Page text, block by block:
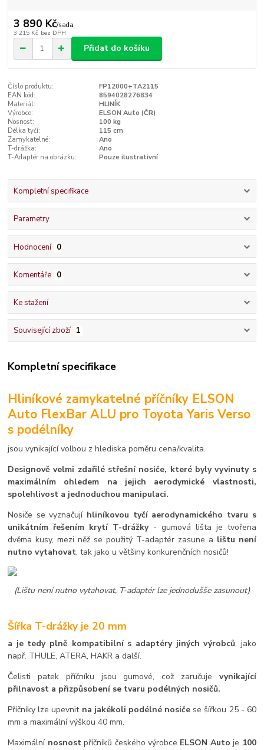
3 890 Kč/sada
3 215 Kč bez DPH
Přidat do košíku
Číslo produktu:
FP12000+TA2115
EAN kód:
8594028276834
Materiál:
HLINÍK
Výrobce:
ELSON Auto (ČR)
Nosnost:
100 kg
Délka tyčí:
115 cm
Zamykatelné:
Ano
T-drážka:
Ano
T-Adaptér na obrázku:
Pouze ilustrativní
Kompletní specifikace
Parametry
Hodnocení 0
Komentáře 0
Ke stažení
Související zboží 1
Kompletní specifikace
Hliníkové zamykatelné příčníky ELSON
Auto FlexBar ALU pro Toyota Yaris Verso
s podélníky
jsou vynikající volbou z hlediska poměru cena/kvalita.
Designově velmi zdařilé střešní nosiče, které byly vyvinuty s
maximálním ohledem na jejich aerodymické vlastnosti,
spolehlivost a jednoduchou manipulaci.
Nosiče se vyznačují hliníkovou tyčí aerodynamického tvaru s
unikátním řešením krytí T-drážky- gumová lišta je tvořena
dvěma kusy, mezi něž se použitý T-adaptér zasune a lištu není
nutno vytahovat, tak jako u většiny konkurenčních nosičů!
(Lištu není nutno vytahovat, T-adaptér lze jednodušše zasunout)
Šířka T-drážky je 20 mm
a je tedy plně kompatibilní s adaptéry jiných výrobců, jako
např. THULE, ATERA, HAKR a další.
Čelisti patek příčníku jsou gumové, což zaručuje vynikající
přilnavost a přizpůsobení se tvaru podélných nosičů.
Příčníky lze upevnit na jakékoli podélné nosiče se šířkou 25 - 60
mm a maximální výškou 40 mm.
Maximální nosnostpříčníků českého výrobce ELSON Autoje 100